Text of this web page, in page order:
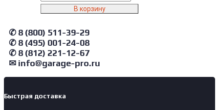
товара
N3S2G
Тележка
механическая
для
перемещения
автомобиля
В корзину
✆ 8 (800) 511-39-29
✆ 8 (495) 001-24-08
✆ 8 (812) 221-12-67
✉ info@garage-pro.ru
Быстрая доставка